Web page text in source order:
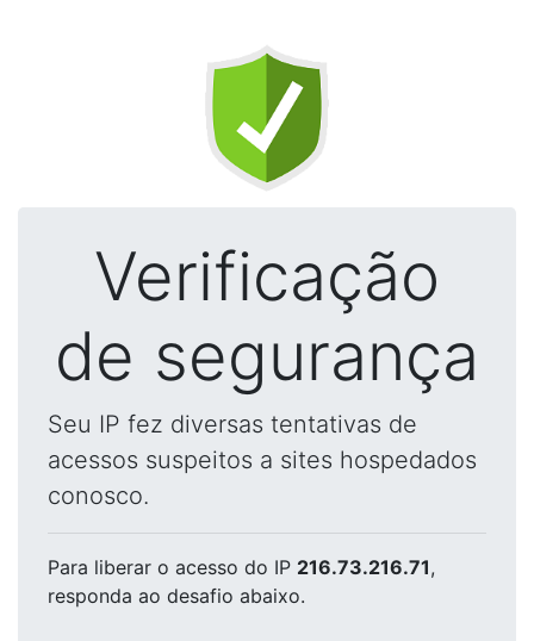
Verificação
de segurança
Seu IP fez diversas tentativas de
acessos suspeitos a sites hospedados
conosco.
Para liberar o acesso do IP 216.73.216.71,
responda ao desafio abaixo.